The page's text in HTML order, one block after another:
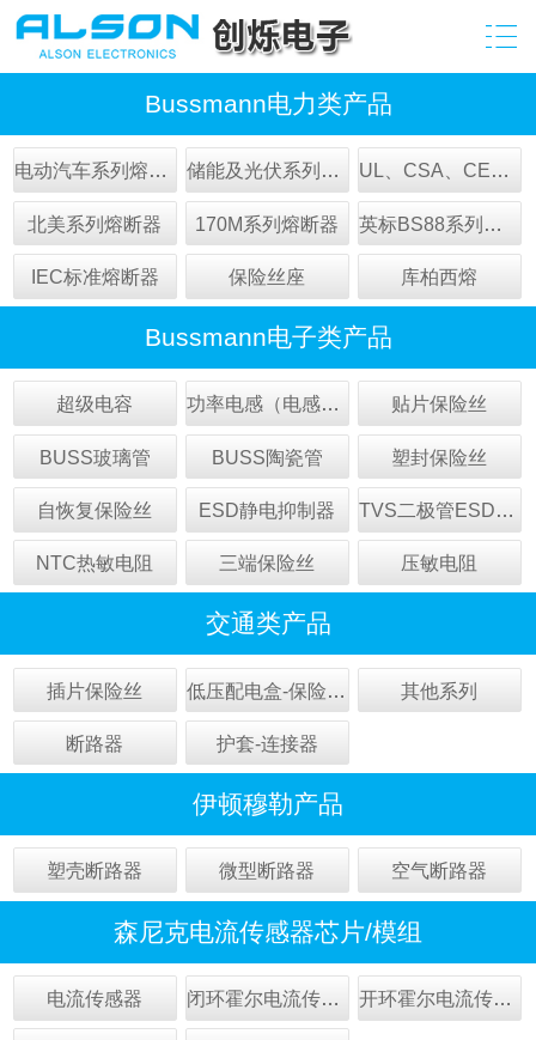
Bussmann电力类产品
电动汽车系列熔断器 储能及光伏系列熔断器 UL、CSA、CE认证熔断器
北美系列熔断器 170M系列熔断器 英标BS88系列熔断器
IEC标准熔断器 保险丝座 库柏西熔
Bussmann电子类产品
超级电容 功率电感（电感器） 贴片保险丝
BUSS玻璃管 BUSS陶瓷管 塑封保险丝
自恢复保险丝 ESD静电抑制器 TVS二极管ESD抑制器
NTC热敏电阻 三端保险丝 压敏电阻
交通类产品
插片保险丝 低压配电盒-保险丝盒 其他系列
断路器 护套-连接器
伊顿穆勒产品
塑壳断路器 微型断路器 空气断路器
森尼克电流传感器芯片/模组
电流传感器 闭环霍尔电流传感器 开环霍尔电流传感器